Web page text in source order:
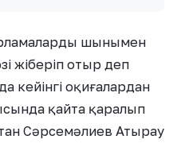
шынымен
жіберіп отыр деп
кейінгі оқиғалардан
қайта қаралып
Сәрсемәлиев Атырау